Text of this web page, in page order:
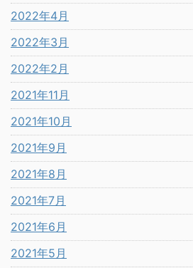
2022年4月
2022年3月
2022年2月
2021年11月
2021年10月
2021年9月
2021年8月
2021年7月
2021年6月
2021年5月